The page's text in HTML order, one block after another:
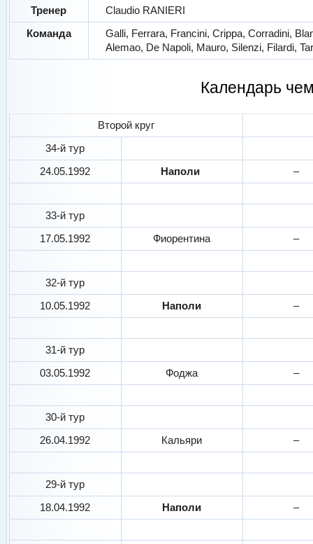
Тренер
Claudio RANIERI
Команда
Galli, Ferrara, Francini, Crippa, Corradini,
Alemao, De Napoli, Mauro, Silenzi, Filardi,
Календарь
Второй круг
34-й тур
24.05.1992
Наполи –
33-й тур
17.05.1992
Фиорентина –
32-й тур
10.05.1992
Наполи –
31-й тур
03.05.1992
Фоджа –
30-й тур
26.04.1992
Кальяри –
29-й тур
18.04.1992
Наполи –